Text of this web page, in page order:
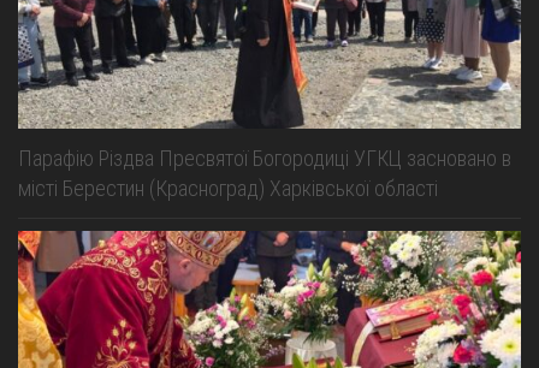
Парафію Різдва Пресвятої Богородиці УГКЦ засновано в
місті Берестин (Красноград) Харківської області